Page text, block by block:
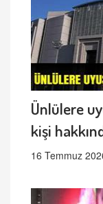
Ünlülere
kişi
16 Temmuz